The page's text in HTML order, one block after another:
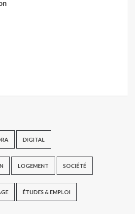
DIGITAL
LOGEMENT SOCIÉTÉ
ÉTUDES & EMPLOI